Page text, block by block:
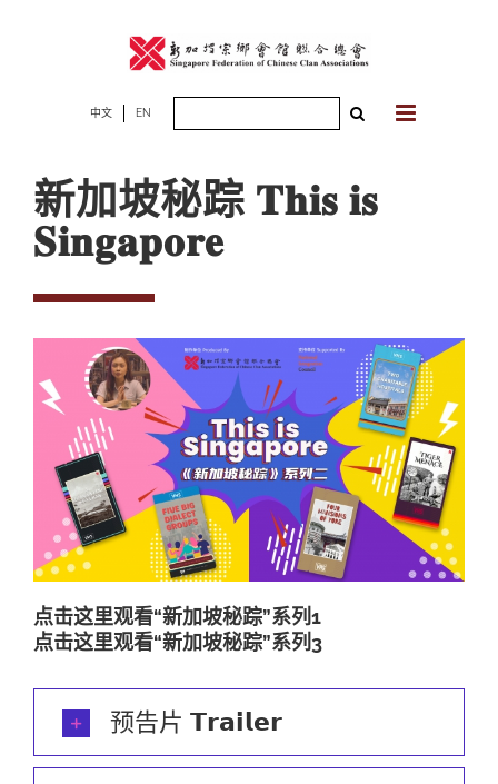
中文 EN
新加坡秘踪 𝐓𝐡𝐢𝐬 𝐢𝐬
𝐒𝐢𝐧𝐠𝐚𝐩𝐨𝐫𝐞
点击这里观看“新加坡秘踪”系列1
点击这里观看“新加坡秘踪”系列3
预告片 𝗧𝗿𝗮𝗶𝗹𝗲𝗿